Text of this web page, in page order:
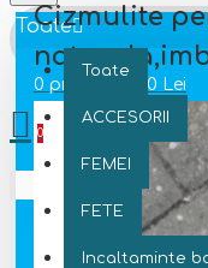
Toate
Toate
ACCESORII
FEMEI
FETE
Incaltaminte
0 produs(e) - 0 Lei
0
Coșul este gol!
Cizmulite